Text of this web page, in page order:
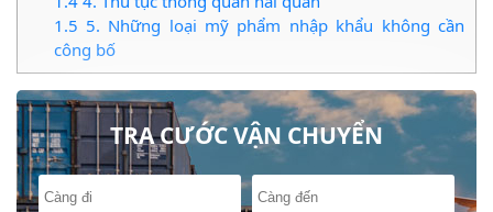
1.5 5. Những loại mỹ phẩm nhập khẩu không cần
công bố
TRA CƯỚC VẬN CHUYỂN